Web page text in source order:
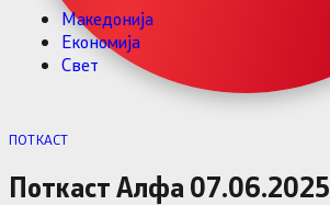
Македонија
Економија
Свет
ПОТКАСТ
Поткаст Алфа 07.06.2025